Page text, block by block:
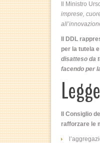
Il Ministro
imprese,
Il DDL
per la tutela
disatteso da
facendo per
Il Consiglio
rafforzare le